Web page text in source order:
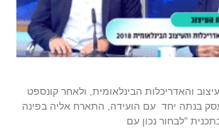
והאדריכלות הבינלאומית, ולאחר קונספט
בנתה יחד עם הועידה, התארח אליה בפינה
"לבחור נכון עם